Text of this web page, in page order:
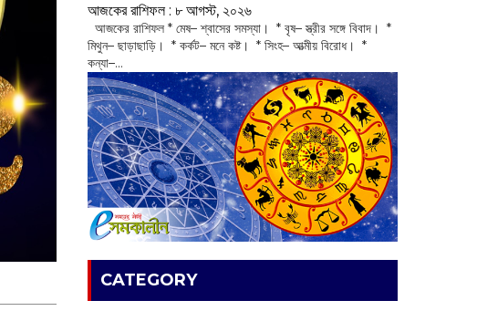
আজকের রাশিফল :‌ ‌‌৮ আগস্ট, ২০২৬
‌ আজকের রাশিফল * মেষ– শ্বাসের সমস্যা। * বৃষ– স্ত্রীর সঙ্গে বিবাদ। *
মিথুন– ছাড়াছাড়ি। * কর্কট– মনে কষ্ট। * সিংহ– আত্মীয় বিরোধ। *
কন্যা–...
CATEGORY